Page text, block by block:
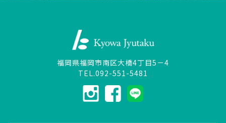
福岡県福岡市南区大橋4丁目5－4
TEL.092-551-5481